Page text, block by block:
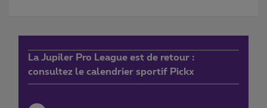
La Jupiler Pro League est de retour :
consultez le calendrier sportif Pickx